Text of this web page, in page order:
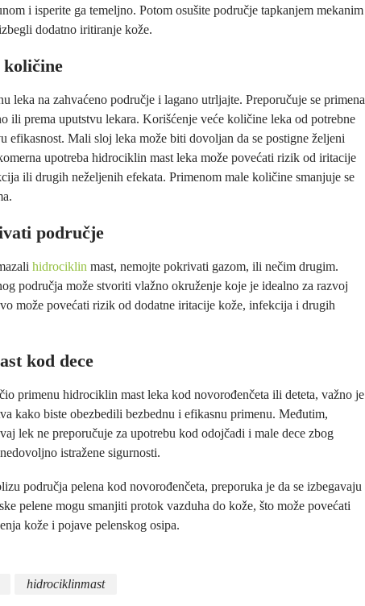
i isperite ga temeljno. Potom osušite područje tapkanjem mekanim
dodatno iritiranje kože.
količine
leka na zahvaćeno područje i lagano utrljajte. Preporučuje se primena
ili prema uputstvu lekara. Korišćenje veće količine leka od potrebne
efikasnost. Mali sloj leka može biti dovoljan da se postigne željeni
upotreba hidrociklin mast leka može povećati rizik od iritacije
ili drugih neželjenih efekata. Primenom male količine smanjuje se
područje
hidrociklin mast, nemojte pokrivati gazom, ili nečim drugim.
područja može stvoriti vlažno okruženje koje je idealno za razvoj
može povećati rizik od dodatne iritacije kože, infekcija i drugih
kod dece
primenu hidrociklin mast leka kod novorođenčeta ili deteta, važno je
kako biste obezbedili bezbednu i efikasnu primenu. Međutim,
lek ne preporučuje za upotrebu kod odojčadi i male dece zbog
istražene sigurnosti.
područja pelena kod novorođenčeta, preporuka je da se izbegavaju
pelene mogu smanjiti protok vazduha do kože, što može povećati
kože i pojave pelenskog osipa.
hidrociklinmast